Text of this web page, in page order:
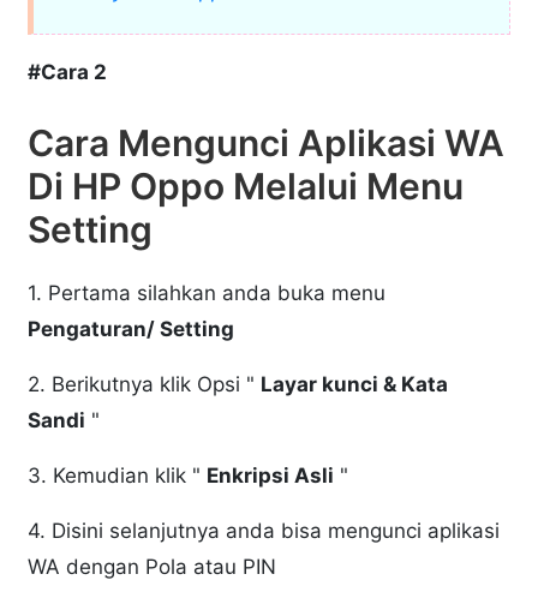
#Cara 2
Cara Mengunci Aplikasi WA
Di HP Oppo Melalui Menu
Setting
1. Pertama silahkan anda buka menu
Pengaturan/ Setting
2. Berikutnya klik Opsi " Layar kunci & Kata
Sandi "
3. Kemudian klik " Enkripsi Asli "
4. Disini selanjutnya anda bisa mengunci aplikasi
WA dengan Pola atau PIN